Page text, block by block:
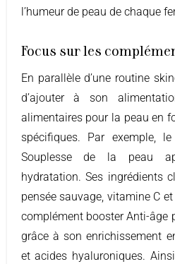
l’humeur de peau de chaque
Focus sur les
En parallèle d’une routine skincare, il est intéressant
d’ajouter à son
alimentaires pour la peau en
spécifiques. Par exemple,
Souplesse de la peau
hydratation. Ses ingrédients
pensée sauvage, vitamine C
complément booster Anti-âge
grâce à son enrichissement
et acides hyaluroniques.